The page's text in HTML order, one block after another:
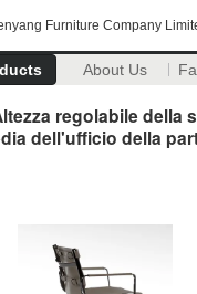
Furniture Company
About Us
regolabile della
dell'ufficio della